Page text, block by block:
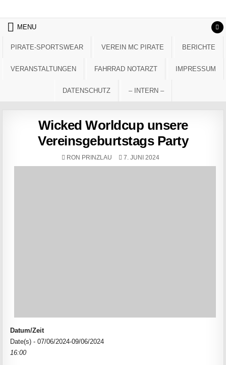
MENU
PIRATE-SPORTSWEAR VEREIN MC PIRATE BERICHTE
VERANSTALTUNGEN FAHRRAD NOTARZT IMPRESSUM
DATENSCHUTZ – INTERN –
Wicked Worldcup unsere
Vereinsgeburtstags Party
AUTHOR:
RON PRINZLAU PUBLISHED DATE:
7. JUNI 2024
Datum/Zeit
Date(s) - 07/06/2024-09/06/2024
16:00